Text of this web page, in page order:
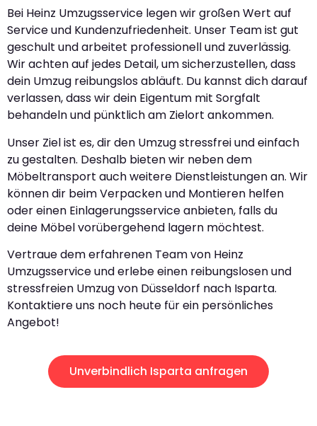
Bei Heinz Umzugsservice legen wir großen Wert auf
Service und Kundenzufriedenheit. Unser Team ist gut
geschult und arbeitet professionell und zuverlässig.
Wir achten auf jedes Detail, um sicherzustellen, dass
dein Umzug reibungslos abläuft. Du kannst dich darauf
verlassen, dass wir dein Eigentum mit Sorgfalt
behandeln und pünktlich am Zielort ankommen.
Unser Ziel ist es, dir den Umzug stressfrei und einfach
zu gestalten. Deshalb bieten wir neben dem
Möbeltransport auch weitere Dienstleistungen an. Wir
können dir beim Verpacken und Montieren helfen
oder einen Einlagerungsservice anbieten, falls du
deine Möbel vorübergehend lagern möchtest.
Vertraue dem erfahrenen Team von Heinz
Umzugsservice und erlebe einen reibungslosen und
stressfreien Umzug von Düsseldorf nach Isparta.
Kontaktiere uns noch heute für ein persönliches
Angebot!
Unverbindlich Isparta anfragen